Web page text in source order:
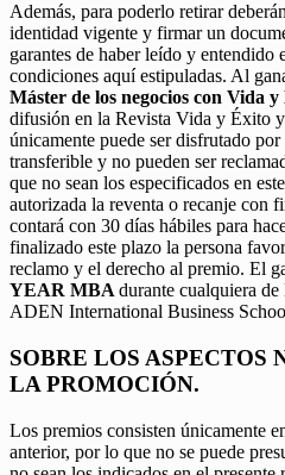
Además, para poderlo retirar
identidad vigente y firmar un
garantes de haber leído y entendido
condiciones aquí estipuladas. Al
Máster de los negocios con Vida
difusión en la Revista Vida y Éxito
únicamente puede ser disfrutado
transferible y no pueden ser
que no sean los especificados en
autorizada la reventa o recanje con
contará con 30 días hábiles para
finalizado este plazo la persona
reclamo y el derecho al premio. El
YEAR MBA durante cualquiera de
ADEN International Business
SOBRE LOS ASPECTOS
LA PROMOCIÓN.
Los premios consisten únicamente
anterior, por lo que no se puede